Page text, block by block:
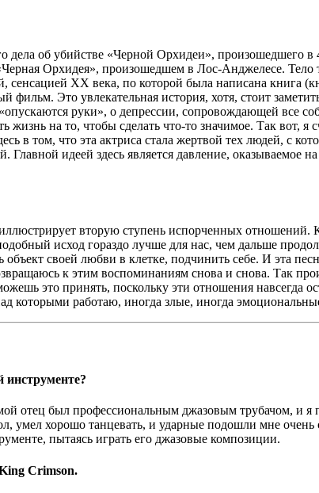
дела об убийстве «Черной Орхидеи», произошедшего
Орхидея», произошедшем в Лос-Анджелесе.
сенсацией ХХ века, по которой была написана книга
Это увлекательная история, хотя, стоит
руки», о депрессии, сопровождающей все
жизнь на то, чтобы сделать что-то значимое. Так вот,
в том, что эта актриса стала жертвой тех людей, с
Главной идеей здесь является давление, оказываемое
вторую ступень испорченных
исход гораздо лучше для нас, чем дальше
своей любви в клетке, подчинить себе. И эта
к этим воспоминаниям снова и снова. Так
это принять, поскольку эти отношения навсегда
которыми работаю, иногда злые, иногда
отец был профессиональным джазовым трубачом, и
умел хорошо танцевать, и ударные подошли мне
пытаясь играть его джазовые композиции.
Crimson.